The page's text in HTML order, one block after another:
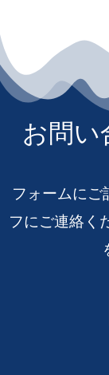
お問い
フォームにご
フにご連絡く